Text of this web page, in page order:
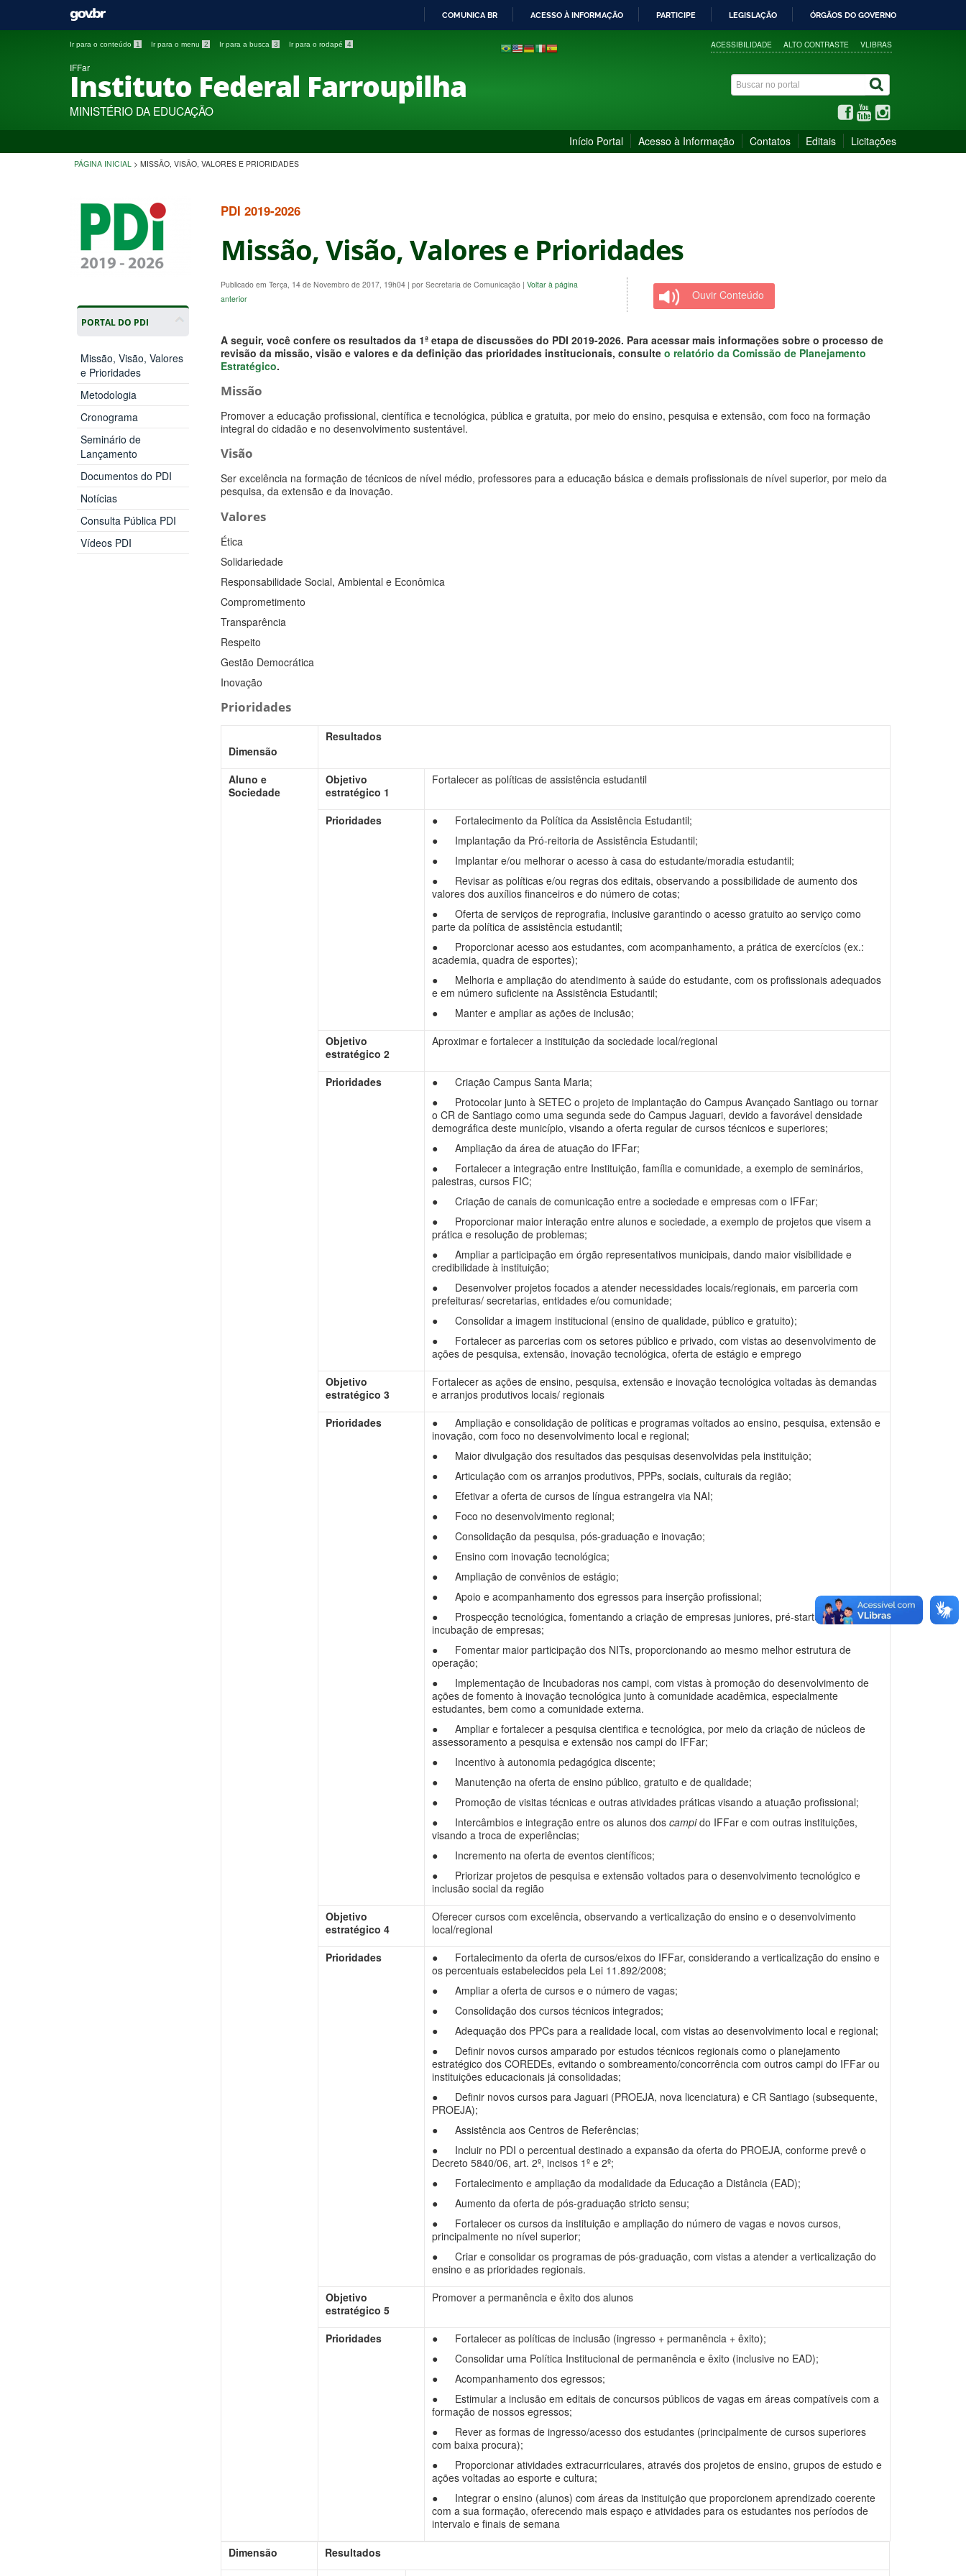
PARA
COMUNICA BR ACESSO À INFORMAÇÃO PARTICIPE LEGISLAÇÃO ÓRGÃOS DO GOVERNO
Ir para o conteúdo 1 Ir para o menu 2 Ir para a busca 3 Ir para o rodapé 4 ACESSIBILIDADE ALTO CONTRASTE VLIBRAS
IFFar
Instituto Federal Farroupilha
MINISTÉRIO DA EDUCAÇÃO
Início Portal Acesso à Informação Contatos Editais Licitações
PÁGINA INICIAL > MISSÃO, VISÃO, VALORES E PRIORIDADES
PORTAL DO PDI
Missão, Visão, Valores
e Prioridades
Metodologia
Cronograma
Seminário de
Lançamento
Documentos do PDI
Notícias
Consulta Pública PDI
Vídeos PDI
PDI 2019-2026
Missão, Visão, Valores e Prioridades
Publicado em Terça, 14 de Novembro de 2017, 19h04 | por Secretaria de Comunicação | Voltar à página
anterior
Ouvir Conteúdo
A seguir, você confere os resultados da 1ª etapa de discussões do PDI 2019-2026. Para acessar mais informações sobre o processo de
revisão da missão, visão e valores e da definição das prioridades institucionais, consulte o relatório da Comissão de Planejamento
Estratégico.
Missão
Promover a educação profissional, científica e tecnológica, pública e gratuita, por meio do ensino, pesquisa e extensão, com foco na formação
integral do cidadão e no desenvolvimento sustentável.
Visão
Ser excelência na formação de técnicos de nível médio, professores para a educação básica e demais profissionais de nível superior, por meio da
pesquisa, da extensão e da inovação.
Valores
Ética
Solidariedade
Responsabilidade Social, Ambiental e Econômica
Comprometimento
Transparência
Respeito
Gestão Democrática
Inovação
Prioridades
Dimensão
Resultados
Aluno e
Sociedade
Objetivo
estratégico 1
Fortalecer as políticas de assistência estudantil
Prioridades
● Fortalecimento da Política da Assistência Estudantil;
● Implantação da Pró-reitoria de Assistência Estudantil;
● Implantar e/ou melhorar o acesso à casa do estudante/moradia estudantil;
● Revisar as políticas e/ou regras dos editais, observando a possibilidade de aumento dos
valores dos auxílios financeiros e do número de cotas;
● Oferta de serviços de reprografia, inclusive garantindo o acesso gratuito ao serviço como
parte da política de assistência estudantil;
● Proporcionar acesso aos estudantes, com acompanhamento, a prática de exercícios (ex.:
academia, quadra de esportes);
● Melhoria e ampliação do atendimento à saúde do estudante, com os profissionais adequados
e em número suficiente na Assistência Estudantil;
● Manter e ampliar as ações de inclusão;
Objetivo
estratégico 2
Aproximar e fortalecer a instituição da sociedade local/regional
Prioridades
● Criação Campus Santa Maria;
● Protocolar junto à SETEC o projeto de implantação do Campus Avançado Santiago ou tornar
o CR de Santiago como uma segunda sede do Campus Jaguari, devido a favorável densidade
demográfica deste município, visando a oferta regular de cursos técnicos e superiores;
● Ampliação da área de atuação do IFFar;
● Fortalecer a integração entre Instituição, família e comunidade, a exemplo de seminários,
palestras, cursos FIC;
● Criação de canais de comunicação entre a sociedade e empresas com o IFFar;
● Proporcionar maior interação entre alunos e sociedade, a exemplo de projetos que visem a
prática e resolução de problemas;
● Ampliar a participação em órgão representativos municipais, dando maior visibilidade e
credibilidade à instituição;
● Desenvolver projetos focados a atender necessidades locais/regionais, em parceria com
prefeituras/ secretarias, entidades e/ou comunidade;
● Consolidar a imagem institucional (ensino de qualidade, público e gratuito);
● Fortalecer as parcerias com os setores público e privado, com vistas ao desenvolvimento de
ações de pesquisa, extensão, inovação tecnológica, oferta de estágio e emprego
Objetivo
estratégico 3
Fortalecer as ações de ensino, pesquisa, extensão e inovação tecnológica voltadas às demandas
e arranjos produtivos locais/ regionais
Prioridades
● Ampliação e consolidação de políticas e programas voltados ao ensino, pesquisa, extensão e
inovação, com foco no desenvolvimento local e regional;
● Maior divulgação dos resultados das pesquisas desenvolvidas pela instituição;
● Articulação com os arranjos produtivos, PPPs, sociais, culturais da região;
● Efetivar a oferta de cursos de língua estrangeira via NAI;
● Foco no desenvolvimento regional;
● Consolidação da pesquisa, pós-graduação e inovação;
● Ensino com inovação tecnológica;
● Ampliação de convênios de estágio;
● Apoio e acompanhamento dos egressos para inserção profissional;
● Prospecção tecnológica, fomentando a criação de empresas juniores, pré-startup e
incubação de empresas;
● Fomentar maior participação dos NITs, proporcionando ao mesmo melhor estrutura de
operação;
● Implementação de Incubadoras nos campi, com vistas à promoção do desenvolvimento de
ações de fomento à inovação tecnológica junto à comunidade acadêmica, especialmente
estudantes, bem como a comunidade externa.
● Ampliar e fortalecer a pesquisa cientifica e tecnológica, por meio da criação de núcleos de
assessoramento a pesquisa e extensão nos campi do IFFar;
● Incentivo à autonomia pedagógica discente;
● Manutenção na oferta de ensino público, gratuito e de qualidade;
● Promoção de visitas técnicas e outras atividades práticas visando a atuação profissional;
● Intercâmbios e integração entre os alunos dos campido IFFar e com outras instituições,
visando a troca de experiências;
● Incremento na oferta de eventos científicos;
● Priorizar projetos de pesquisa e extensão voltados para o desenvolvimento tecnológico e
inclusão social da região
Objetivo
estratégico 4
Oferecer cursos com excelência, observando a verticalização do ensino e o desenvolvimento
local/regional
Prioridades
● Fortalecimento da oferta de cursos/eixos do IFFar, considerando a verticalização do ensino e
os percentuais estabelecidos pela Lei 11.892/2008;
● Ampliar a oferta de cursos e o número de vagas;
● Consolidação dos cursos técnicos integrados;
● Adequação dos PPCs para a realidade local, com vistas ao desenvolvimento local e regional;
● Definir novos cursos amparado por estudos técnicos regionais como o planejamento
estratégico dos COREDEs, evitando o sombreamento/concorrência com outros campi do IFFar ou
instituições educacionais já consolidadas;
● Definir novos cursos para Jaguari (PROEJA, nova licenciatura) e CR Santiago (subsequente,
PROEJA);
● Assistência aos Centros de Referências;
● Incluir no PDI o percentual destinado a expansão da oferta do PROEJA, conforme prevê o
Decreto 5840/06, art. 2º, incisos 1º e 2º;
● Fortalecimento e ampliação da modalidade da Educação a Distância (EAD);
● Aumento da oferta de pós-graduação stricto sensu;
● Fortalecer os cursos da instituição e ampliação do número de vagas e novos cursos,
principalmente no nível superior;
● Criar e consolidar os programas de pós-graduação, com vistas a atender a verticalização do
ensino e as prioridades regionais.
Objetivo
estratégico 5
Promover a permanência e êxito dos alunos
Prioridades
● Fortalecer as políticas de inclusão (ingresso + permanência + êxito);
● Consolidar uma Política Institucional de permanência e êxito (inclusive no EAD);
● Acompanhamento dos egressos;
● Estimular a inclusão em editais de concursos públicos de vagas em áreas compatíveis com a
formação de nossos egressos;
● Rever as formas de ingresso/acesso dos estudantes (principalmente de cursos superiores
com baixa procura);
● Proporcionar atividades extracurriculares, através dos projetos de ensino, grupos de estudo e
ações voltadas ao esporte e cultura;
● Integrar o ensino (alunos) com áreas da instituição que proporcionem aprendizado coerente
com a sua formação, oferecendo mais espaço e atividades para os estudantes nos períodos de
intervalo e finais de semana
Dimensão
Resultados